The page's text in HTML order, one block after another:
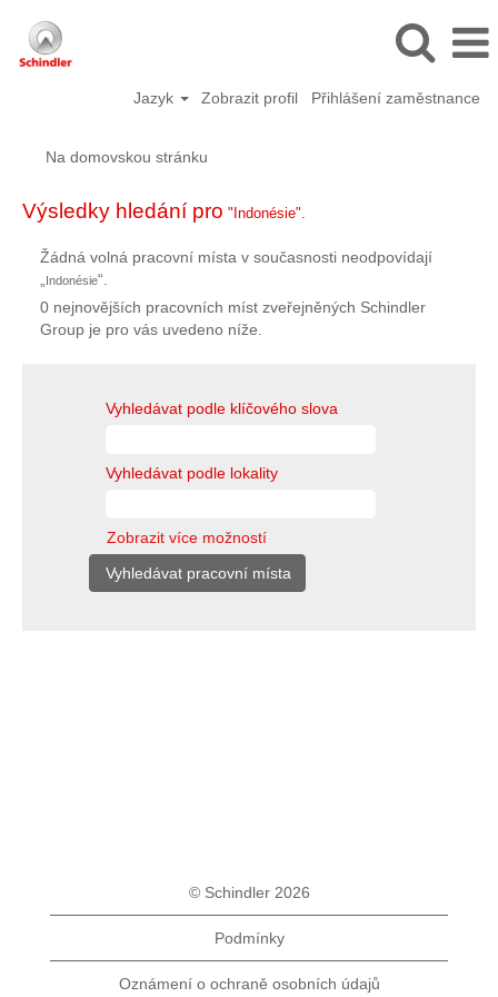
Jazyk Zobrazit profil Přihlášení zaměstnance
Na domovskou stránku
Výsledky hledání pro "Indonésie".
Žádná volná pracovní místa v současnosti neodpovídají
Indonésie“.
0 nejnovějších pracovních míst zveřejněných Schindler
Group je pro vás uvedeno níže.
Vyhledávat podle klíčového slova
Vyhledávat podle lokality
Zobrazit více možností
© Schindler 2026
Podmínky
Oznámení o ochraně osobních údajů